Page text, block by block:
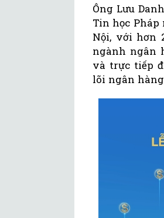
Ông Lưu
Tin học
Nội, với hơn
ngành ngân
và trực tiếp
lõi ngân